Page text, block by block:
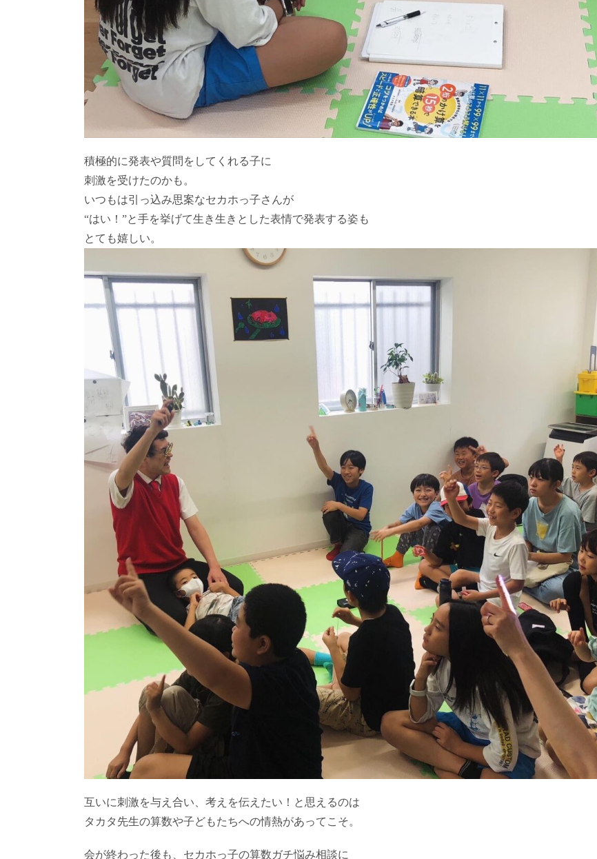
積極的に発表や質問をしてくれる子に
刺激を受けたのかも。
いつもは引っ込み思案なセカホっ子さんが
“はい！”と手を挙げて生き生きとした表情で発表する姿も
とても嬉しい。
互いに刺激を与え合い、考えを伝えたい！と思えるのは
タカタ先生の算数や子どもたちへの情熱があってこそ。
会が終わった後も、セカホっ子の算数ガチ悩み相談に